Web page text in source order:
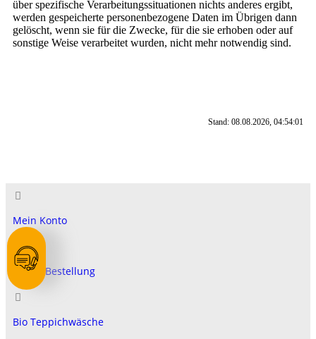
über spezifische Verarbeitungssituationen nichts anderes ergibt,
werden gespeicherte personenbezogene Daten im Übrigen dann
gelöscht, wenn sie für die Zwecke, für die sie erhoben oder auf
sonstige Weise verarbeitet wurden, nicht mehr notwendig sind.
Stand: 08.08.2026, 04:54:01
Mein Konto
Meine Bestellung
Bio Teppichwäsche